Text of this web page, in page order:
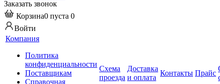
Заказать звонок
Корзина0 пуста 0
Войти
Компания
Политика
конфиденциальности
Поставщикам
Справочная
Схема
проезда
Доставка
и оплата
Контакты Прайс